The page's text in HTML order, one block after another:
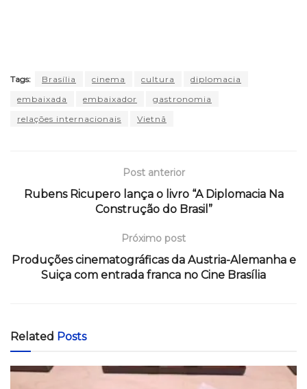
Tags: Brasília cinema cultura
diplomacia
embaixada
embaixador
gastronomia
relações internacionais
Vietnã
Post anterior
Rubens Ricupero lança o livro “A Diplomacia Na
Construção do Brasil”
Próximo post
Produções cinematográficas da Austria-Alemanha e
Suiça com entrada franca no Cine Brasília
Related Posts